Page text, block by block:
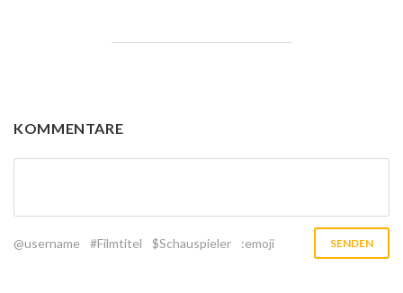
KOMMENTARE
@username #Filmtitel $Schauspieler :emoji